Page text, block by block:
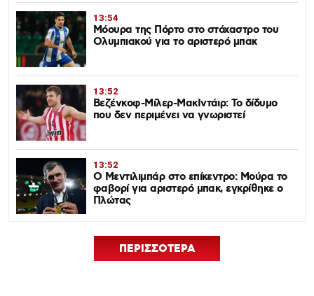
13:54
Μόουρα της Πόρτο στο στόχαστρο του
Ολυμπιακού για το αριστερό μπακ
13:52
Βεζένκοφ-Μίλερ-ΜακΙντάιρ: Το δίδυμο
που δεν περιμένει να γνωριστεί
13:52
Ο Μεντιλιμπάρ στο επίκεντρο: Μούρα το
φαβορί για αριστερό μπακ, εγκρίθηκε ο
Πλώτας
ΠΕΡΙΣΣΟΤΕΡΑ